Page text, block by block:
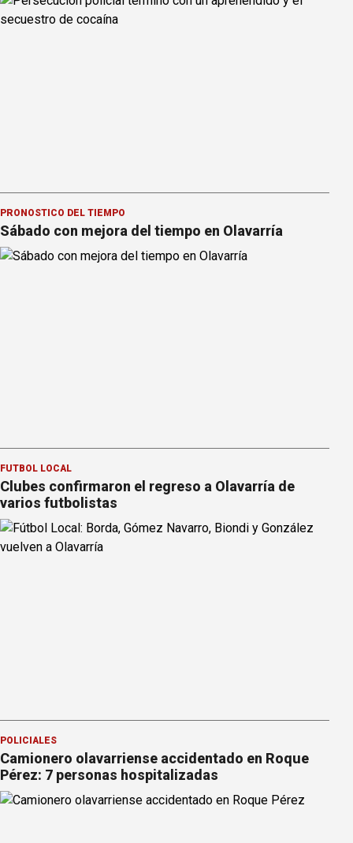
PRONOSTICO DEL TIEMPO
Sábado con mejora del tiempo en Olavarría
FÚTBOL LOCAL
Clubes confirmaron el regreso a Olavarría de
varios futbolistas
POLICIALES
Camionero olavarriense accidentado en Roque
Pérez: 7 personas hospitalizadas